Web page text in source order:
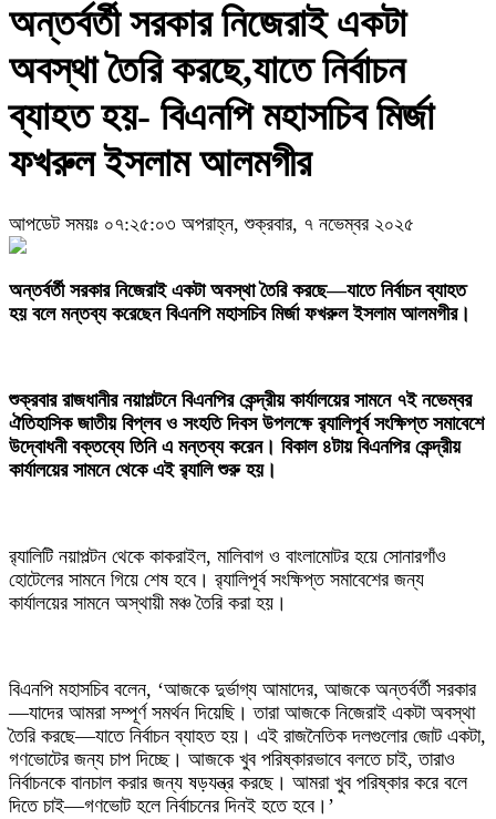
অন্তর্বর্তী সরকার নিজেরাই একটা
অবস্থা তৈরি করছে,যাতে নির্বাচন
ব্যাহত হয়- বিএনপি মহাসচিব মির্জা
ফখরুল ইসলাম আলমগীর
আপডেট সময়ঃ ০৭:২৫:০৩ অপরাহ্ন, শুক্রবার, ৭ নভেম্বর ২০২৫
‎অন্তর্বর্তী সরকার নিজেরাই একটা অবস্থা তৈরি করছে—যাতে নির্বাচন ব্যাহত
হয় বলে মন্তব্য করেছেন বিএনপি মহাসচিব মির্জা ফখরুল ইসলাম আলমগীর।
‎শুক্রবার রাজধানীর নয়াপল্টনে বিএনপির কেন্দ্রীয় কার্যালয়ের সামনে ৭ই নভেম্বর
ঐতিহাসিক জাতীয় বিপ্লব ও সংহতি দিবস উপলক্ষে র‍্যালিপূর্ব সংক্ষিপ্ত সমাবেশে
উদ্বোধনী বক্তব্যে তিনি এ মন্তব্য করেন। বিকাল ৪টায় বিএনপির কেন্দ্রীয়
কার্যালয়ের সামনে থেকে এই র‍্যালি শুরু হয়।
‎র‍্যালিটি নয়াপল্টন থেকে কাকরাইল, মালিবাগ ও বাংলামোটর হয়ে সোনারগাঁও
হোটেলের সামনে গিয়ে শেষ হবে। র‍্যালিপূর্ব সংক্ষিপ্ত সমাবেশের জন্য
কার্যালয়ের সামনে অস্থায়ী মঞ্চ তৈরি করা হয়।
‎বিএনপি মহাসচিব বলেন, ‘আজকে দুর্ভাগ্য আমাদের, আজকে অন্তর্বর্তী সরকার
—যাদের আমরা সম্পূর্ণ সমর্থন দিয়েছি। তারা আজকে নিজেরাই একটা অবস্থা
তৈরি করছে—যাতে নির্বাচন ব্যাহত হয়। এই রাজনৈতিক দলগুলোর জোট একটা,
গণভোটের জন্য চাপ দিচ্ছে। আজকে খুব পরিষ্কারভাবে বলতে চাই, তারাও
নির্বাচনকে বানচাল করার জন্য ষড়যন্ত্র করছে। আমরা খুব পরিষ্কার করে বলে
দিতে চাই—গণভোট হলে নির্বাচনের দিনই হতে হবে।’